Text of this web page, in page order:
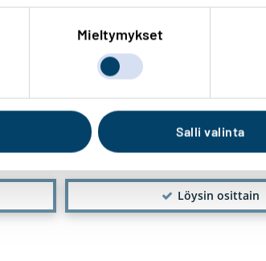
Mieltymykset
Salli valinta
Löysitkö sisällöstä
Löysin osittain